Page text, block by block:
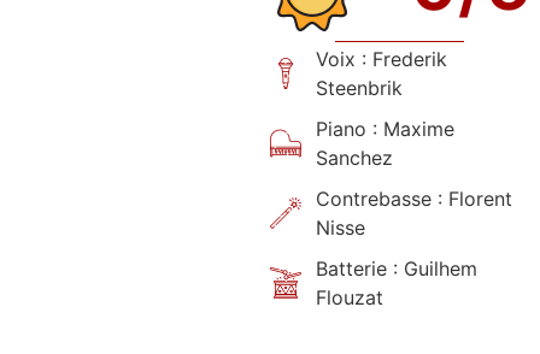
Voix : Frederik
Steenbrik
Piano : Maxime
Sanchez
Contrebasse : Florent
Nisse
Batterie : Guilhem
Flouzat